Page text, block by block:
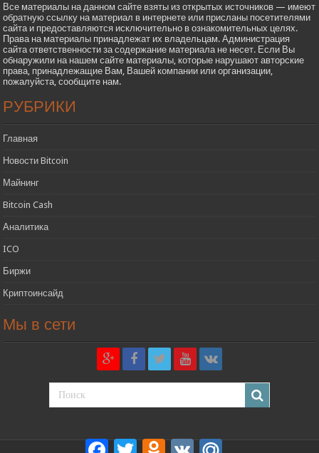
Все материалы на данном сайте взяты из открытых источников — имеют
обратную ссылку на материал в интернете или присланы посетителями
сайта и предоставляются исключительно в ознакомительных целях.
Права на материалы принадлежат их владельцам. Администрация
сайта ответственности за содержание материала не несет. Если Вы
обнаружили на нашем сайте материалы, которые нарушают авторские
права, принадлежащие Вам, Вашей компании или организации,
пожалуйста, сообщите нам.
РУБРИКИ
Главная
Новости Bitcoin
Майнинг
Bitcoin Cash
Аналитика
ICO
Биржи
Криптоинсайд
Мы в сети
FacebookTwitter Odnoklassniki
VK